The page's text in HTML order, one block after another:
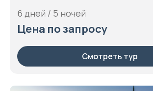
6 дней / 5 ночей
Цена по запросу
Смотреть тур